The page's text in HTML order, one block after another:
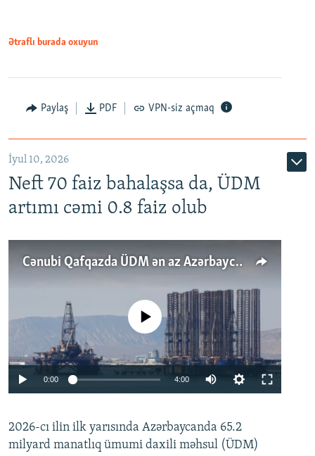
Ətraflı burada oxuyun
Paylaş PDF VPN-siz açmaq
İyul 10, 2026
Neft 70 faiz bahalaşsa da, ÜDM
artımı cəmi 0.8 faiz olub
Cənubi Qafqazda ÜDM ən az Azərbaycanda artır: Qonşuları niyə Bakını qabaqlaya bilir?
Auto 240p 360p 480p
No media source currently available
0:00 4:00
360p
480p
2026-cı ilin ilk yarısında Azərbaycanda 65.2
milyard manatlıq ümumi daxili məhsul (ÜDM)